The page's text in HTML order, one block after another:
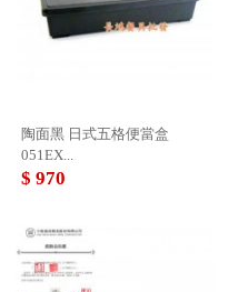
陶面黑 日式五格便當盒
051EX...
$ 970